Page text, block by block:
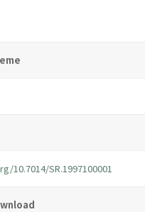
10.7014/SR.1997100001